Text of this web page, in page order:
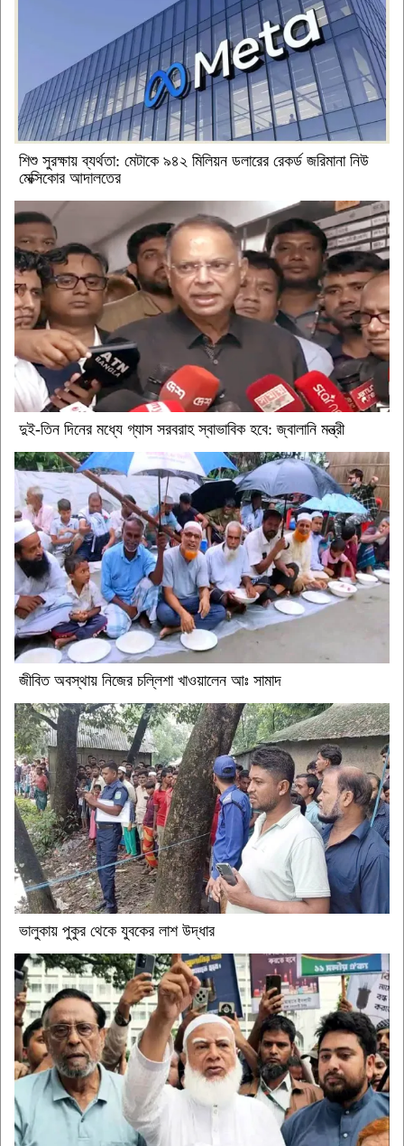
শিশু সুরক্ষায় ব্যর্থতা: মেটাকে ৯৪২ মিলিয়ন ডলারের রেকর্ড জরিমানা নিউ
মেক্সিকোর আদালতের
দুই-তিন দিনের মধ্যে গ্যাস সরবরাহ স্বাভাবিক হবে: জ্বালানি মন্ত্রী
জীবিত অবস্থায় নিজের চল্লিশা খাওয়ালেন আঃ সামাদ
ভালুকায় পুকুর থেকে যুবকের লাশ উদ্ধার